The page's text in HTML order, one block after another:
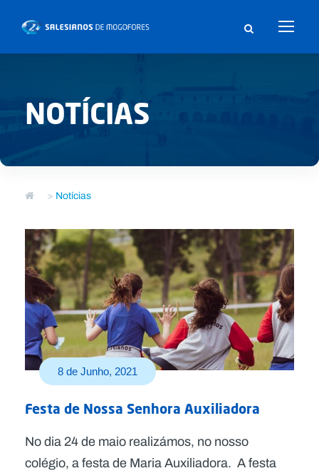
NOTÍCIAS
> Notícias
8 de Junho, 2021
Festa de Nossa Senhora Auxiliadora
No dia 24 de maio realizámos, no nosso
colégio, a festa de Maria Auxiliadora. A festa